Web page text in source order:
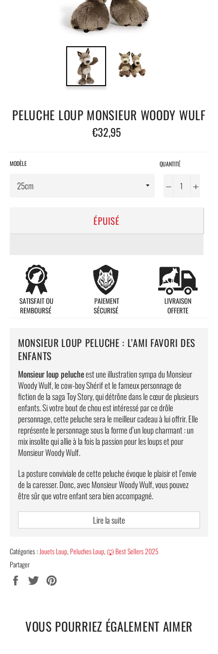
PELUCHE LOUP MONSIEUR WOODY WULF
Prix
régulier
€32,95
MODÈLE QUANTITÉ
− +
ÉPUISÉ
MONSIEUR LOUP PELUCHE : L’AMI FAVORI DES
ENFANTS
Monsieur loup pelucheest une illustration sympa du Monsieur
Woody Wulf, le cow-boy Shérif et le fameux personnage de
fiction de la saga Toy Story, qui détrône dans le cœur de plusieurs
enfants. Si votre bout de chou est intéressé par ce drôle
personnage, cette peluche sera le meilleur cadeau à lui offrir. Elle
représente le personnage sous la forme d’un loup charmant : un
mix insolite qui allie à la fois la passion pour les loups et pour
Monsieur Woody Wulf.
La posture conviviale de cette peluche évoque le plaisir et l’envie
de la caresser. Donc, avec Monsieur Woody Wulf, vous pouvez
être sûr que votre enfant sera bien accompagné.
FAITES PLAISIR À VOTRE ENFANT AVEC LA
PELUCHE MONSIEUR LOUP
Lapeluche mr loupest le cadeau idéal pour tous les enfants de
tout âge. Il se distingue par son revêtement doux et son beau
design. Son pelage soyeux est incontournable, de manière que ne
vous pouvez pas vous empêcher de le câliner.
peluche loup habillé, etc.
Lire la suite
Catégories : Jouets Loup, Peluches Loup,🐺 Best Sellers 2025
Partager
Partager Tweeter
VOUS POURRIEZ ÉGALEMENT AIMER